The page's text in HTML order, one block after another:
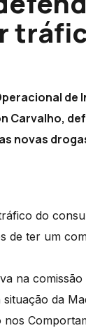
Carvalho,
novas
do
de ter um
na
da